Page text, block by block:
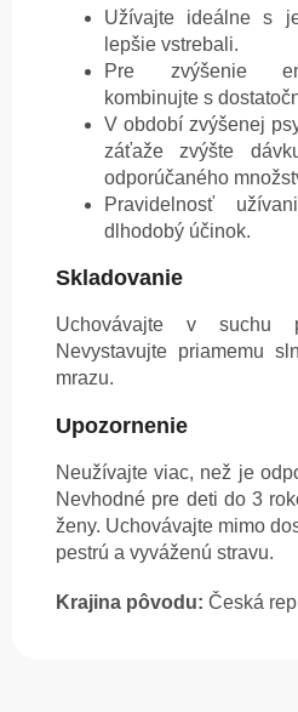
Užívajte ideálne s
lepšie vstrebali.
Pre zvýšenie
kombinujte s
V období zvýšenej
záťaže zvýšte
odporúčaného
Pravidelnosť
dlhodobý účinok.
Skladovanie
Uchovávajte v suchu
Nevystavujte priamemu
mrazu.
Upozornenie
Neužívajte viac, než je
Nevhodné pre deti do 3
ženy. Uchovávajte mimo
pestrú a vyváženú stravu.
Krajina pôvodu: Česká